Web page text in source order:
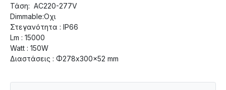
Τάση: AC220-277V
Dimmable:Οχι
Στεγανότητα : IP66
Lm : 15000
Watt : 150W
Διαστάσεις : Φ278x300x52 mm